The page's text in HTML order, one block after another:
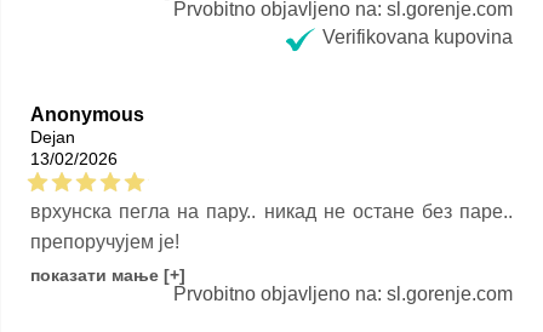
13/02/2026
врхунска пегла на пару.. никад не остане без паре..
препоручујем је!
Prvobitno objavljeno na: sl.gorenje.com